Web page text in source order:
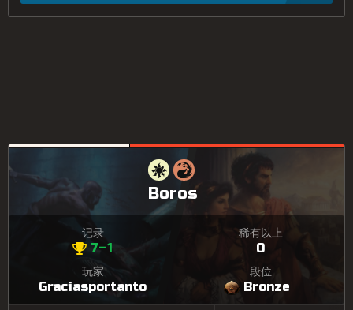
Boros
记录
7–1
稀有以上
0
玩家
Graciasportanto
段位
Bronze